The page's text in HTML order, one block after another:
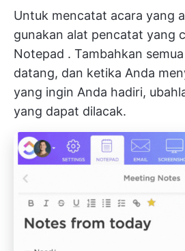
Untuk mencatat acara yang
gunakan alat pencatat yang
Notepad . Tambahkan
datang, dan ketika Anda
yang ingin Anda hadiri,
yang dapat dilacak.